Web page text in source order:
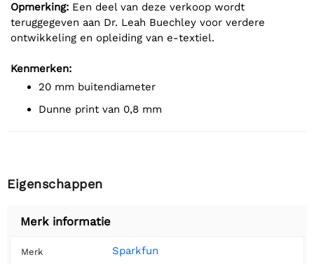
Opmerking: Een deel van deze verkoop wordt
teruggegeven aan Dr. Leah Buechley voor verdere
ontwikkeling en opleiding van e-textiel.
Kenmerken:
20 mm buitendiameter
Dunne print van 0,8 mm
Eigenschappen
Merk informatie
Merk Sparkfun